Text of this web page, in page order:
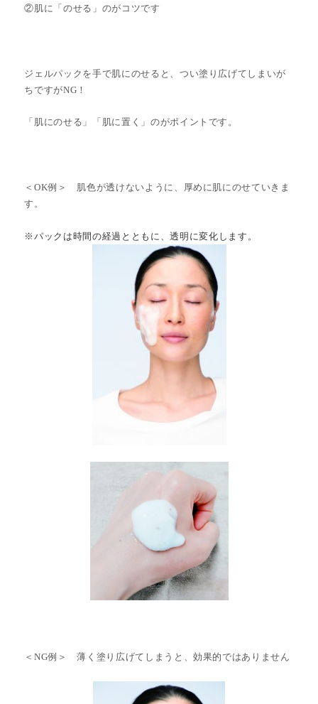
②肌に「のせる」のがコツです
ジェルパックを手で肌にのせると、つい塗り広げてしまいが
ちですがNG！
「肌にのせる」「肌に置く」のがポイントです。
＜OK例＞ 肌色が透けないように、厚めに肌にのせていきま
す。
※パックは時間の経過とともに、透明に変化します。
＜NG例＞ 薄く塗り広げてしまうと、効果的ではありません